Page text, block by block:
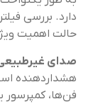
دارد. بررسی
حالت اهمیت
صدای
هشداردهنده
فن‌ها، کمپرسور